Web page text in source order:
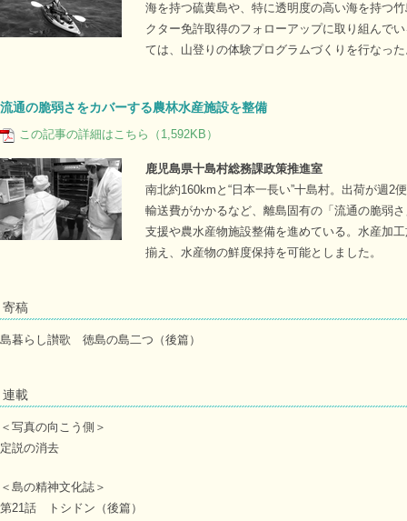
海を持つ硫黄島や、特に透明度の高い海を持つ
クター免許取得のフォローアップに取り組んで
ては、山登りの体験プログラムづくりを行なっ
流通の脆弱さをカバーする農林水産施設を整備
この記事の詳細はこちら（1,592KB）
鹿児島県十島村総務課政策推進室
南北約160kmと“日本一長い”十島村。出荷が週2
輸送費がかかるなど、離島固有の「流通の脆弱
支援や農水産物施設整備を進めている。水産加
揃え、水産物の鮮度保持を可能としました。
寄稿
島暮らし讃歌 徳島の島二つ（後篇）
連載
＜写真の向こう側＞
定説の消去
＜島の精神文化誌＞
第21話 トシドン（後篇）